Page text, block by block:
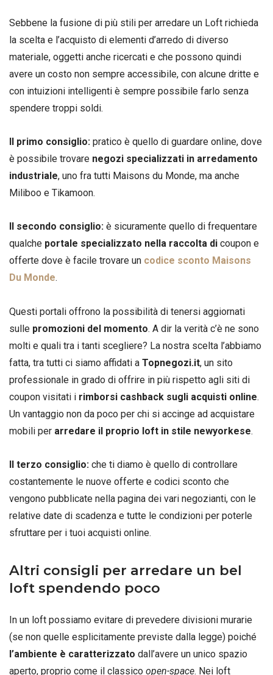
Sebbene la fusione di più stili per arredare un Loft richieda
la scelta e l’acquisto di elementi d’arredo di diverso
materiale, oggetti anche ricercati e che possono quindi
avere un costo non sempre accessibile, con alcune dritte e
con intuizioni intelligenti è sempre possibile farlo senza
spendere troppi soldi.
Il primo consiglio: pratico è quello di guardare online, dove
è possibile trovare negozi specializzati in arredamento
industriale, uno fra tutti Maisons du Monde, ma anche
Miliboo e Tikamoon.
Il secondo consiglio: è sicuramente quello di frequentare
qualche portale specializzato nella raccolta di coupon e
offerte dove è facile trovare un codice sconto Maisons
Du Monde.
Questi portali offrono la possibilità di tenersi aggiornati
sulle promozioni del momento. A dir la verità c’è ne sono
molti e quali tra i tanti scegliere? La nostra scelta l’abbiamo
fatta, tra tutti ci siamo affidati a Topnegozi.it, un sito
professionale in grado di offrire in più rispetto agli siti di
coupon visitati i rimborsi cashback sugli acquisti online.
Un vantaggio non da poco per chi si accinge ad acquistare
mobili per arredare il proprio loft in stile newyorkese.
Il terzo consiglio: che ti diamo è quello di controllare
costantemente le nuove offerte e codici sconto che
vengono pubblicate nella pagina dei vari negozianti, con le
relative date di scadenza e tutte le condizioni per poterle
sfruttare per i tuoi acquisti online.
Altri consigli per arredare un bel
loft spendendo poco
In un loft possiamo evitare di prevedere divisioni murarie
(se non quelle esplicitamente previste dalla legge) poiché
l’ambiente è caratterizzato dall’avere un unico spazio
aperto, proprio come il classico open-space. Nei loft